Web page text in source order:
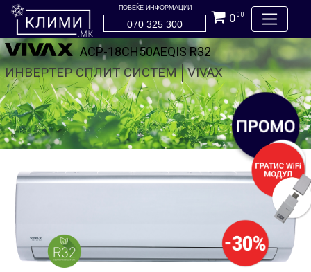
ПОВЕЌЕ ИНФОРМАЦИИ
070 325 300 000
ACP-18CH50AEQIS R32
ИНВЕРТЕР СПЛИТ СИСТЕМ VIVAX